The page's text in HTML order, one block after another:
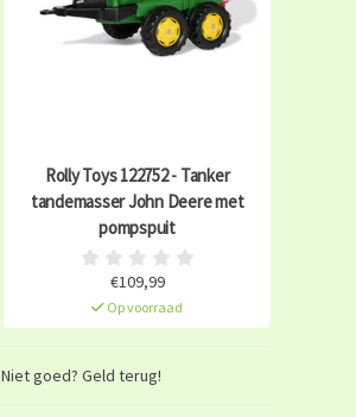
Rolly Toys 122752 - Tanker
tandemasser John Deere met
pompspuit
€109,99
Op voorraad
Niet goed? Geld terug!